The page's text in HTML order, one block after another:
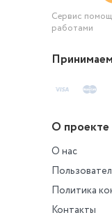
Сервис
работами
О проекте
О нас
Политика
Контакты